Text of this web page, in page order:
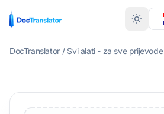
DocTranslator / Svi alati - za sve prijevode